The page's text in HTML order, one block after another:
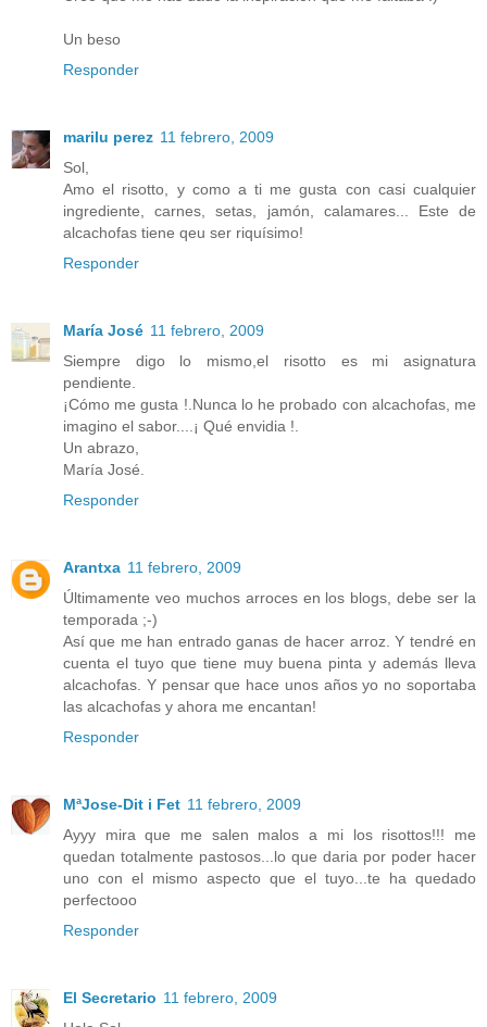
Un beso
Responder
marilu perez 11 febrero, 2009
Sol,
Amo el risotto, y como a ti me gusta con casi cualquier
ingrediente, carnes, setas, jamón, calamares... Este de
alcachofas tiene qeu ser riquísimo!
Responder
María José 11 febrero, 2009
Siempre digo lo mismo,el risotto es mi asignatura
pendiente.
¡Cómo me gusta !.Nunca lo he probado con alcachofas, me
imagino el sabor....¡ Qué envidia !.
Un abrazo,
María José.
Responder
Arantxa 11 febrero, 2009
Últimamente veo muchos arroces en los blogs, debe ser la
temporada ;-)
Así que me han entrado ganas de hacer arroz. Y tendré en
cuenta el tuyo que tiene muy buena pinta y además lleva
alcachofas. Y pensar que hace unos años yo no soportaba
las alcachofas y ahora me encantan!
Responder
MªJose-Dit i Fet 11 febrero, 2009
Ayyy mira que me salen malos a mi los risottos!!! me
quedan totalmente pastosos...lo que daria por poder hacer
uno con el mismo aspecto que el tuyo...te ha quedado
perfectooo
Responder
El Secretario 11 febrero, 2009